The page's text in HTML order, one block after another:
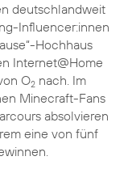
deutschlandweit
Influencer:innen
Hochhaus
Internet@Home
O2nach. Im
Minecraft-Fans
absolvieren
eine von fünf